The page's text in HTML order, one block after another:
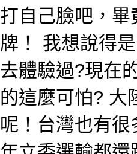
打自己臉吧，
牌！ 我想說得
去體驗過?現在
的這麼可怕? 大
呢！台灣也有